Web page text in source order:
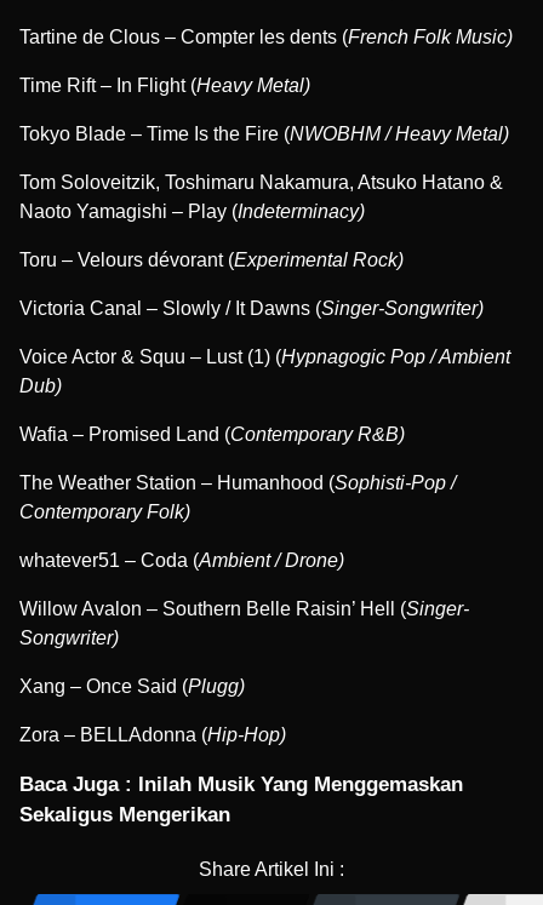
Tartine de Clous – Compter les dents (French Folk Music)
Time Rift – In Flight (Heavy Metal)
Tokyo Blade – Time Is the Fire (NWOBHM / Heavy Metal)
Tom Soloveitzik, Toshimaru Nakamura, Atsuko Hatano &
Naoto Yamagishi – Play (Indeterminacy)
Toru – Velours dévorant (Experimental Rock)
Victoria Canal – Slowly / It Dawns (Singer-Songwriter)
Voice Actor & Squu – Lust (1) (Hypnagogic Pop / Ambient
Dub)
Wafia – Promised Land (Contemporary R&B)
The Weather Station – Humanhood (Sophisti-Pop /
Contemporary Folk)
whatever51 – Coda (Ambient / Drone)
Willow Avalon – Southern Belle Raisin’ Hell (Singer-
Songwriter)
Xang – Once Said (Plugg)
Zora – BELLAdonna (Hip-Hop)
Baca Juga : Inilah Musik Yang Menggemaskan
Sekaligus Mengerikan
Share Artikel Ini :